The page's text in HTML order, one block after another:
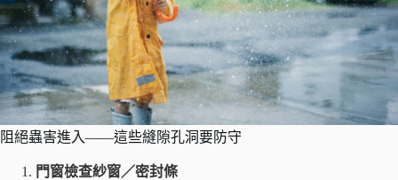
阻絕蟲害進入——這些縫隙孔洞要防守
門窗檢查紗窗／密封條